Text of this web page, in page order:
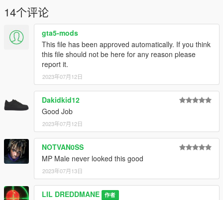
14个评论
gta5-mods
This file has been approved automatically. If you think
this file should not be here for any reason please
report it.
2023年07月12日
Dakidkid12
Good Job
2023年07月12日
NOTVAN0SS
MP Male never looked this good
2023年07月13日
LIL DREDDMANE 作者